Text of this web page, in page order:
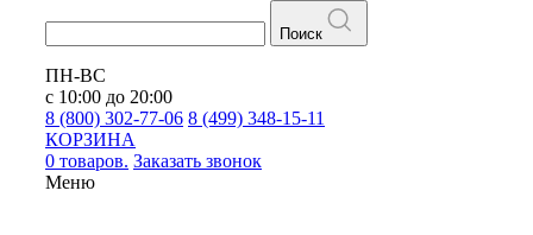
Поиск
ПН-ВС
с 10:00 до 20:00
8 (800) 302-77-06 8 (499) 348-15-11
КОРЗИНА
0 товаров. Заказать звонок
Меню